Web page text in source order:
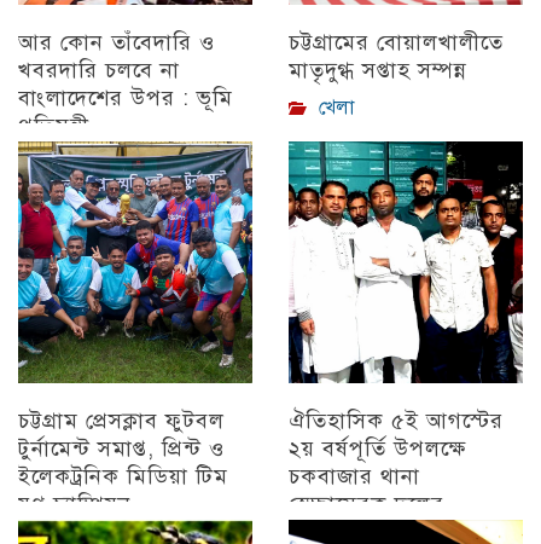
আর কোন তাঁবেদারি ও
খবরদারি চলবে না
বাংলাদেশের উপর : ভূমি
প্রতিমন্ত্রী
চট্টগ্রাম
চট্টগ্রামের বোয়ালখালীতে
মাতৃদুগ্ধ সপ্তাহ সম্পন্ন
খেলা
চট্টগ্রাম প্রেসক্লাব ফুটবল
টুর্নামেন্ট সমাপ্ত, প্রিন্ট ও
ইলেকট্রনিক মিডিয়া টিম
যুগ্ন চ্যাম্পিয়ন
ঐতিহাসিক ৫ই আগস্টের
২য় বর্ষপূর্তি উপলক্ষে
চকবাজার থানা
স্বেচ্ছাসেবক দলের
প্রামাণ্যচিত্র প্রদর্শন ও